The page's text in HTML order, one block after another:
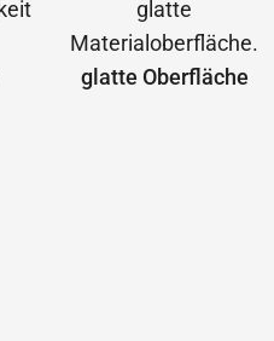
glatte Oberfläche